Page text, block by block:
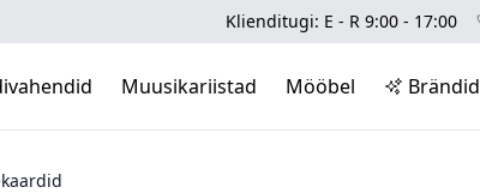
Klienditugi: E - R 9:00 - 17:00
Muusikariistad Mööbel Brändid